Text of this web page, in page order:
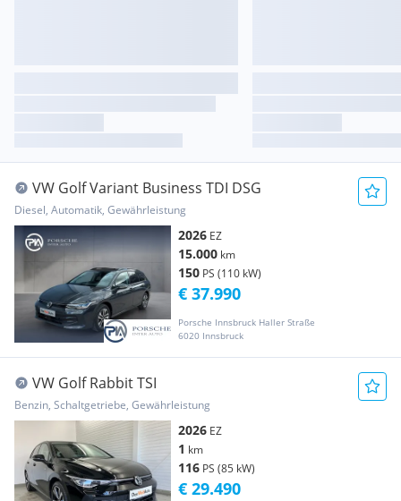
VW Golf Variant Business TDI DSG
Diesel, Automatik, Gewährleistung
2026 EZ
15.000 km
150 PS (110 kW)
Porsche Innsbruck Haller Straße
6020 Innsbruck
€ 37.990
VW Golf Rabbit TSI
Benzin, Schaltgetriebe, Gewährleistung
2026 EZ
1 km
116 PS (85 kW)
€ 29.490